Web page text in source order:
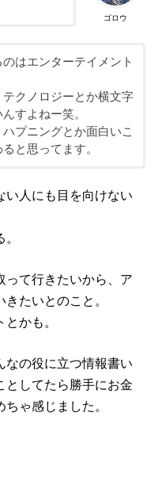
ゴロウ
はエンターテイメント
クノロジーとか横文字
すよねー笑。
プニングとか面白いこ
と思ってます。
い人にも目を向けない
って行きたいから、ア
たいとのこと。
かも。
なの役に立つ情報書い
としてたら勝手にお金
ゃ感じました。